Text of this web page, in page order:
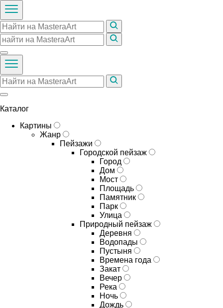
Каталог
Картины
Жанр
Пейзажи
Городской пейзаж
Город
Дом
Мост
Площадь
Памятник
Парк
Улица
Природный пейзаж
Деревня
Водопады
Пустыня
Времена года
Закат
Вечер
Река
Ночь
Дождь